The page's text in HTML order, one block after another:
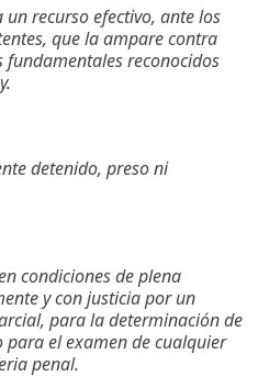
recurso efectivo, ante los
que la ampare contra
fundamentales reconocidos
detenido, preso ni
condiciones de plena
y con justicia por un
para la determinación de
para el examen de cualquier
penal.